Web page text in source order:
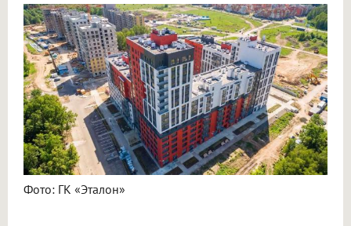
Фото: ГК «Эталон»